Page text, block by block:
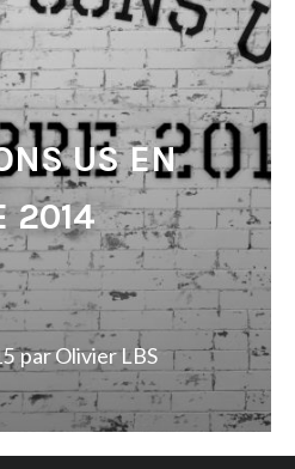
US EN
2014
parOlivier LBS